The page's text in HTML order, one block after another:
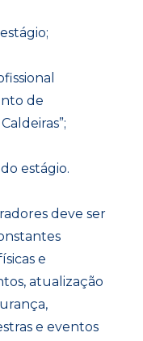
de
estágio.
deve ser
e
atualização
e eventos